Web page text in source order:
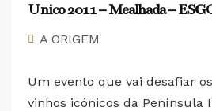
Unico 2011 – Mealhada –
A ORIGEM
Um evento que vai desafiar
vinhos icónicos da Península